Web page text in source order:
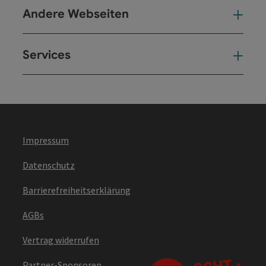
Andere Webseiten
Services
Impressum
Datenschutz
Barrierefreiheitserklärung
AGBs
Vertrag widerrufen